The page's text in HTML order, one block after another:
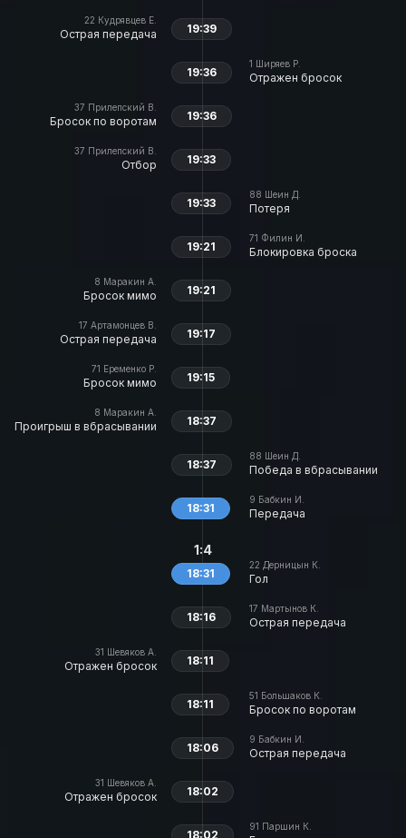
22 Кудрявцев Е.
Острая передача 19:39
1 Ширяев Р.
Отражен бросок
19:36
37 Прилепский В.
Бросок по воротам 19:36
37 Прилепский В.
Отбор 19:33
88 Шеин Д.
Потеря
19:33
71 Филин И.
Блокировка броска
19:21
8 Маракин А.
Бросок мимо 19:21
17 Артамонцев В.
Острая передача 19:17
71 Еременко Р.
Бросок мимо 19:15
8 Маракин А.
Проигрыш в вбрасывании 18:37
88 Шеин Д.
Победа в вбрасывании
18:37
9 Бабкин И.
Передача
18:31
22 Дерницын К.
Гол
1:4
18:31
17 Мартынов К.
Острая передача
18:16
31 Шевяков А.
Отражен бросок 18:11
51 Большаков К.
Бросок по воротам
18:11
9 Бабкин И.
Острая передача
18:06
31 Шевяков А.
Отражен бросок 18:02
91 Паршин К.
18:02